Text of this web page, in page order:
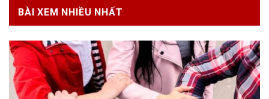
BÀI XEM NHIỀU NHẤT